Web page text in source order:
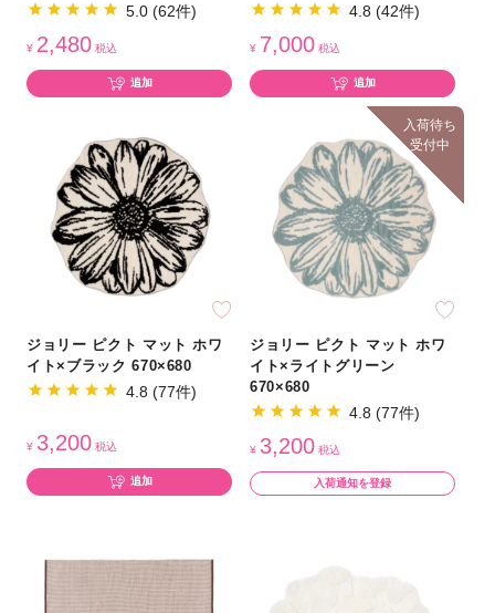
5.0 (62件)
¥ 2,480 税込
追加
4.8 (42件)
¥ 7,000 税込
追加
ジョリー ピクト マット ホワ
イト×ブラック 670×680
4.8 (77件)
¥ 3,200 税込
追加
入荷待ち
受付中
ジョリー ピクト マット ホワ
イト×ライトグリーン
670×680
4.8 (77件)
¥ 3,200 税込
入荷通知を登録